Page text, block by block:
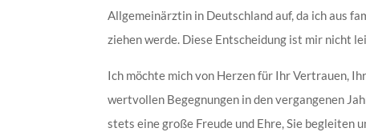
Allgemeinärztin in Deutschland auf, da ich aus
ziehen werde. Diese Entscheidung ist mir nicht
Ich möchte mich von Herzen für Ihr Vertrauen,
wertvollen Begegnungen in den vergangenen
stets eine große Freude und Ehre, Sie begleiten